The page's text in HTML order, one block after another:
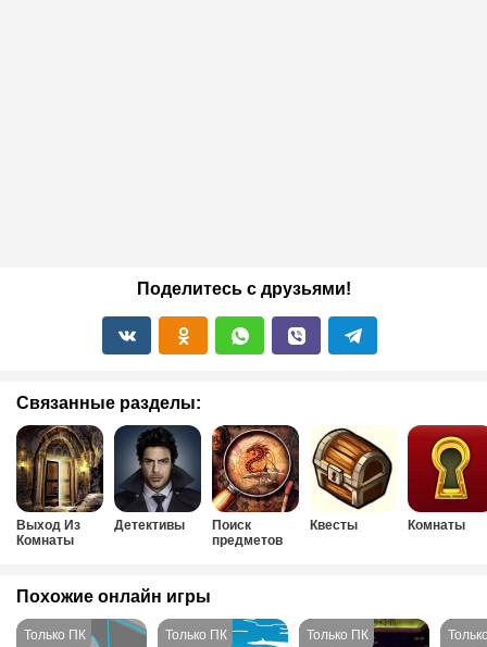
Поделитесь с друзьями!
Связанные разделы:
Выход Из
Комнаты
Детективы
Поиск
предметов
Квесты Комнаты
Похожие онлайн игры